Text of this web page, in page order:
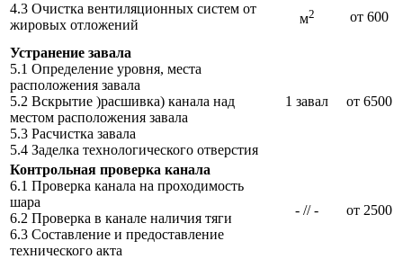
4.3 Очистка вентиляционных систем от
жировых отложений
м2 от 600
Устранение завала
5.1 Определение уровня, места
расположения завала
5.2 Вскрытие )расшивка) канала над
местом расположения завала
5.3 Расчистка завала
5.4 Заделка технологического отверстия
1 завал от 6500
Контрольная проверка канала
6.1 Проверка канала на проходимость
шара
6.2 Проверка в канале наличия тяги
6.3 Составление и предоставление
технического акта
- // - от 2500